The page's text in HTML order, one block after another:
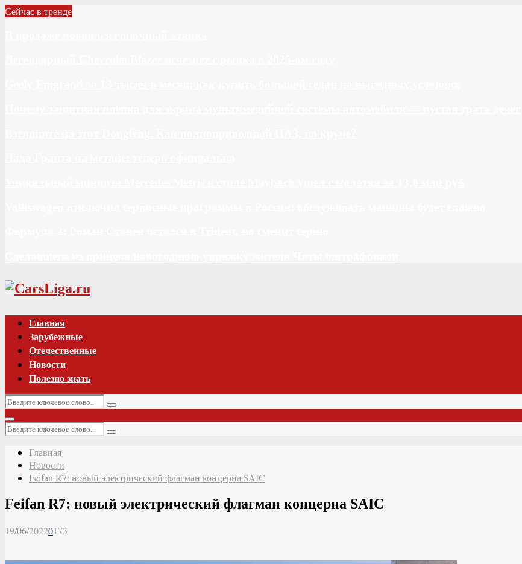
Сейчас в тренде
Vk
Главная
Зарубежные
Отечественные
Новости
Полезно знать
Искать:
Поиск
Основное
меню
Искать:
Поиск
Главная
Новости
Feifan R7: новый электрический флагман концерна SAIC
Feifan R7: новый электрический флагман концерна SAIC
19/06/20220173